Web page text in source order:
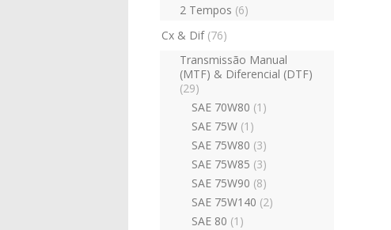
2 Tempos (6)
Cx & Dif (76)
Transmissão Manual
(MTF) & Diferencial (DTF)
(29)
SAE 70W80 (1)
SAE 75W (1)
SAE 75W80 (3)
SAE 75W85 (3)
SAE 75W90 (8)
SAE 75W140 (2)
SAE 80 (1)